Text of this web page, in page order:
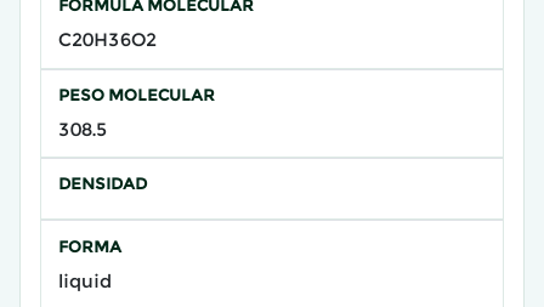
FÓRMULA MOLECULAR
C20H36O2
PESO MOLECULAR
308.5
DENSIDAD
FORMA
liquid